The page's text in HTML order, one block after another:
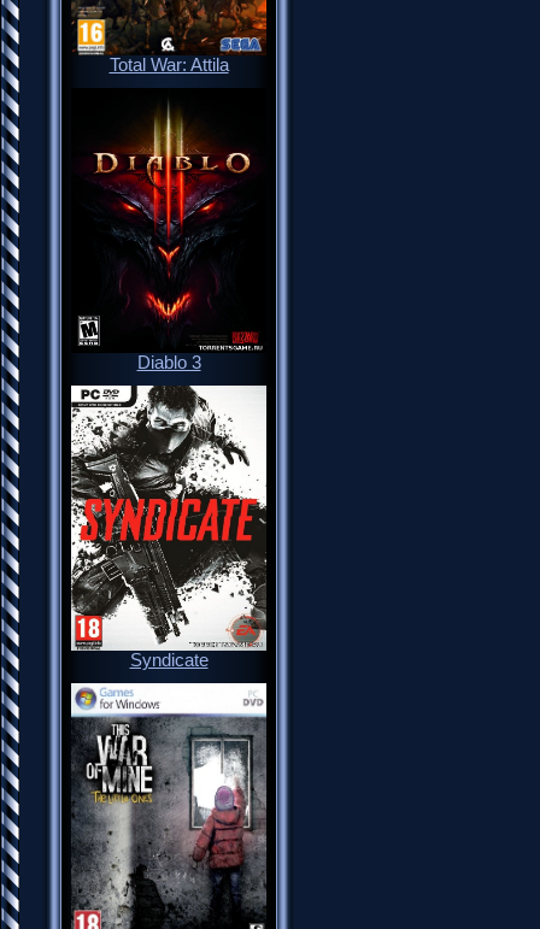
Total War: Attila
Diablo 3
Syndicate